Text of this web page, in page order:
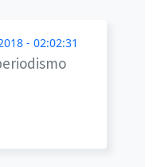
- 02:02:31